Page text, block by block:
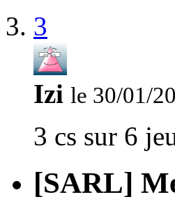
3
Izi le 30/01/
3 cs sur 6
[SARL]